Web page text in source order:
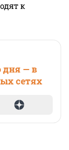
к
дня — в
сетях